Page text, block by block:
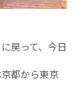
戻って、今日
都から東京